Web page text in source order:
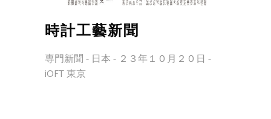
時計工藝新聞
専門新聞 - 日本 - ２３年１０月２０日 -
iOFT 東京